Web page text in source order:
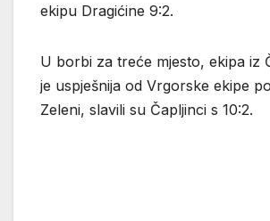
ekipu Dragićine 9:2.
U borbi za treće mjesto, ekipa iz
je uspješnija od Vrgorske ekipe
Zeleni, slavili su Čapljinci s 10:2.